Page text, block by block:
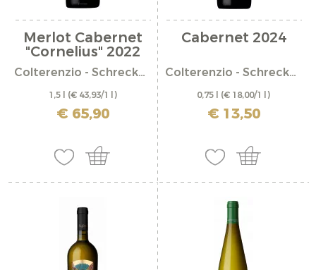
Merlot Cabernet
"Cornelius" 2022
Colterenzio - Schreckbichl
1,5 l (€ 43,93/1 l)
incl. IVA più costi di spedizione
€ 65,90
Cabernet 2024
Colterenzio - Schreckbichl
0,75 l (€ 18,00/1 l)
incl. IVA più costi di spedizione
€ 13,50